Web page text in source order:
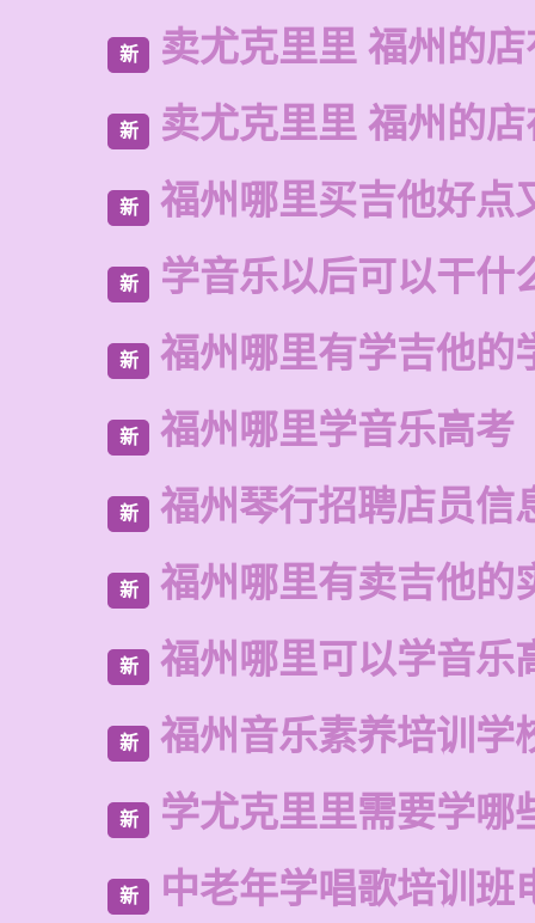
新 卖尤克里里 福州的
新 卖尤克里里 福州的
新 福州哪里买吉他好点
新 学音乐以后可以干什
新 福州哪里有学吉他的
新 福州哪里学音乐高考
新 福州琴行招聘店员信
新 福州哪里有卖吉他的
新 福州哪里可以学音乐
新 福州音乐素养培训学
新 学尤克里里需要学哪
新 中老年学唱歌培训班